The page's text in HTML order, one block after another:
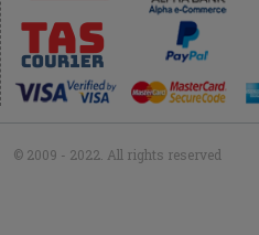
© 2009 - 2022. All rights reserved